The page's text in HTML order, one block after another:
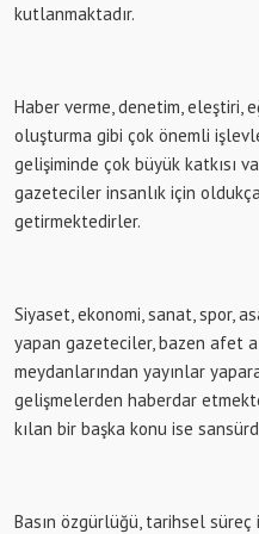
kutlanmaktadır.
Haber verme, denetim, eleştiri,
oluşturma gibi çok önemli
gelişiminde çok büyük katkısı
gazeteciler insanlık için
getirmektedirler.
Siyaset, ekonomi, sanat, spor,
yapan gazeteciler, bazen afet
meydanlarından yayınlar
gelişmelerden haberdar
kılan bir başka konu ise
Basın özgürlüğü, tarihsel